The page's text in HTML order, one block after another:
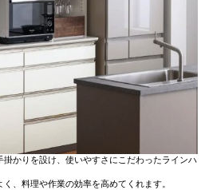
かりを設け、使いやすさにこだわったラインハ
、料理や作業の効率を高めてくれます。